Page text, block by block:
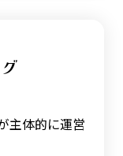
主体的に運営